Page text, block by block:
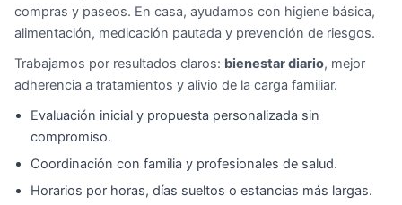
compras y paseos. En casa, ayudamos con higiene básica,
alimentación, medicación pautada y prevención de riesgos.
Trabajamos por resultados claros: bienestar diario, mejor
adherencia a tratamientos y alivio de la carga familiar.
Evaluación inicial y propuesta personalizada sin
compromiso.
Coordinación con familia y profesionales de salud.
Horarios por horas, días sueltos o estancias más largas.